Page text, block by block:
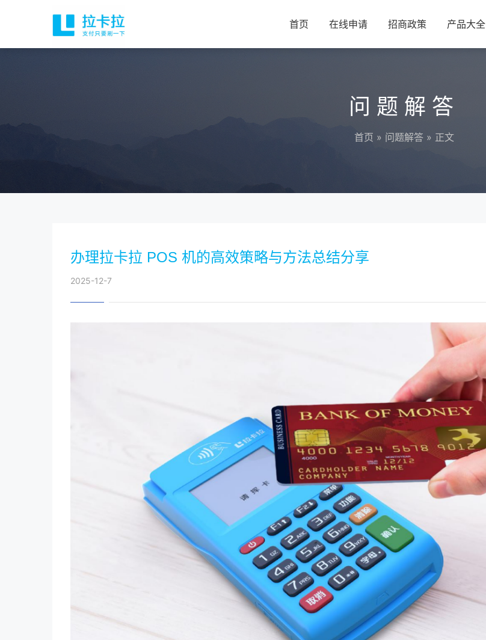
首页 在线申请 招商政策 产品大全
问题解答
首页 » 问题解答 » 正文
办理拉卡拉 POS 机的高效策略与方法总结分享
2025-12-7